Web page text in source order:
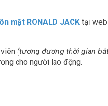
mặt RONALD JACK tại
(tương đương thời gian
cho người lao động.